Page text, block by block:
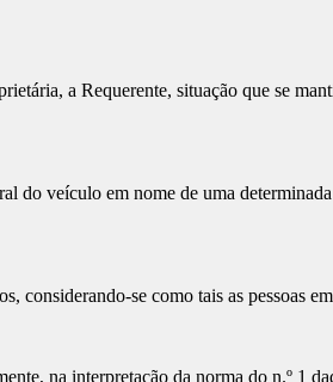
a Requerente, situação que se
do veículo em nome de uma
se como tais as pessoas
na interpretação da norma do n.º 1